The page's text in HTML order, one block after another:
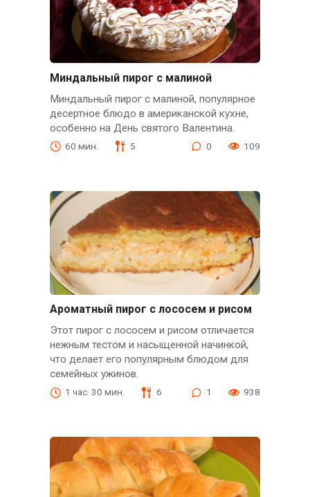
Миндальный пирог с малиной
Миндальный пирог с малиной, популярное
десертное блюдо в американской кухне,
особенно на День святого Валентина.
60 мин. 5 0 109
Ароматный пирог с лососем и рисом
Этот пирог с лососем и рисом отличается
нежным тестом и насыщенной начинкой,
что делает его популярным блюдом для
семейных ужинов.
1 час. 30 мин. 6 1 938